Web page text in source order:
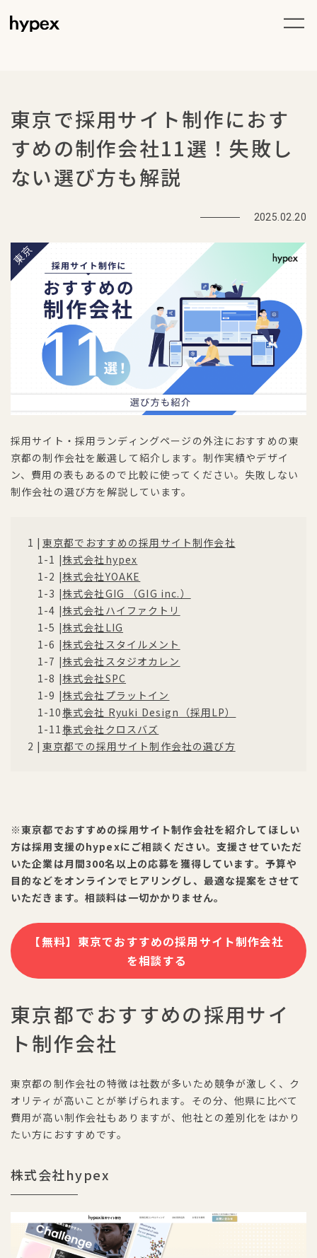
東京で採用サイト制作におす
すめの制作会社11選！失敗し
ない選び方も解説
2025.02.20
採用サイト・採用ランディングページの外注におすすめの東
京都の制作会社を厳選して紹介します。制作実績やデザイ
ン、費用の表もあるので比較に使ってください。失敗しない
制作会社の選び方を解説しています。
東京都でおすすめの採用サイト制作会社
株式会社hypex
株式会社YOAKE
株式会社GIG （GIG inc.）
株式会社ハイファクトリ
株式会社LIG
株式会社スタイルメント
株式会社スタジオカレン
株式会社SPC
株式会社プラットイン
株式会社 Ryuki Design（採用LP）
株式会社クロスバズ
東京都での採用サイト制作会社の選び方
※東京都でおすすめの採用サイト制作会社を紹介してほしい
方は採用支援のhypexにご相談ください。支援させていただ
いた企業は月間300名以上の応募を獲得しています。予算や
目的などをオンラインでヒアリングし、最適な提案をさせて
いただきます。相談料は一切かかりません。
【無料】東京でおすすめの採用サイト制作会社
を相談する
東京都でおすすめの採用サイ
ト制作会社
東京都の制作会社の特徴は社数が多いため競争が激しく、ク
オリティが高いことが挙げられます。その分、他県に比べて
費用が高い制作会社もありますが、他社との差別化をはかり
たい方におすすめです。
株式会社hypex